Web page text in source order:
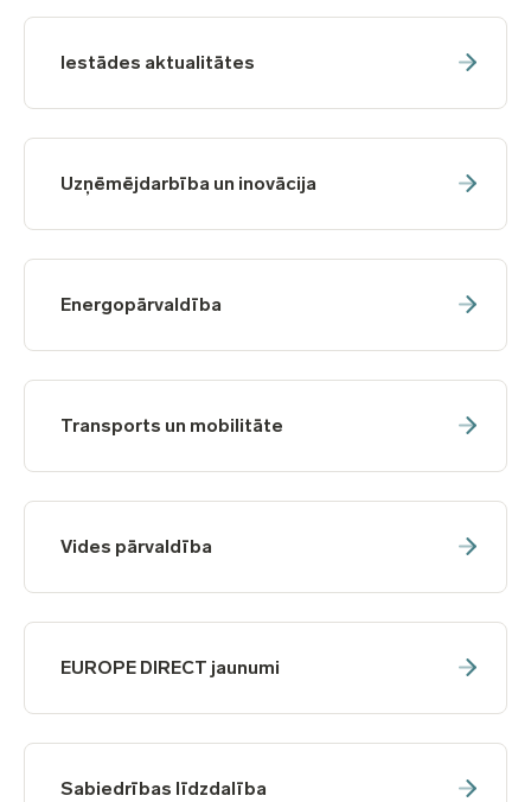
Iestādes aktualitātes
Uzņēmējdarbība un inovācija
Energopārvaldība
Transports un mobilitāte
Vides pārvaldība
EUROPE DIRECT jaunumi
Sabiedrības līdzdalība